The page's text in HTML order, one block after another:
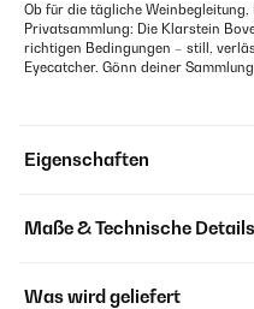
Ob für die tägliche
Privatsammlung: Die Klarstein
richtigen Bedingungen – still,
Eyecatcher. Gönn deiner
Eigenschaften
Maße & Technische Details
Was wird geliefert